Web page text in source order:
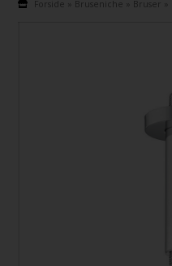
Forside Bruseniche Bruser